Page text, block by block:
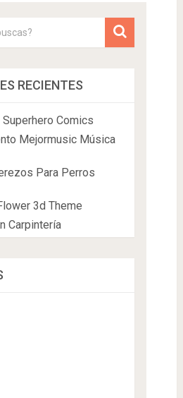
RECIENTES
Comics
Mejormusic Música
Para Perros
3d Theme
Carpintería